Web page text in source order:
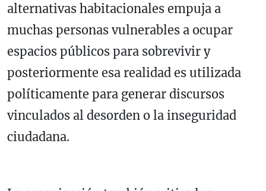
alternativas habitacionales empuja a
muchas personas vulnerables a ocupar
espacios públicos para sobrevivir y
posteriormente esa realidad es utilizada
políticamente para generar discursos
vinculados al desorden o la inseguridad
ciudadana.